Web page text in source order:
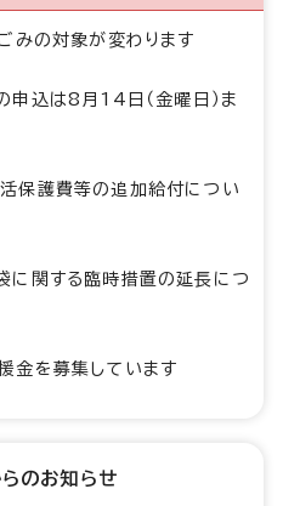
みの対象が変わります
申込は8月14日（金曜日）ま
保護費等の追加給付につい
に関する臨時措置の延長につ
金を募集しています
のお知らせ